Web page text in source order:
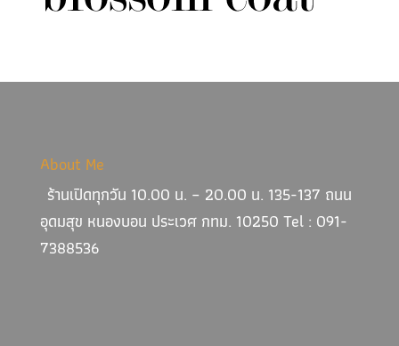
About Me
ร้านเปิดทุกวัน 10.00 น. – 20.00 น. 135-137 ถนน
อุดมสุข หนองบอน ประเวศ กทม. 10250 Tel : 091-
7388536